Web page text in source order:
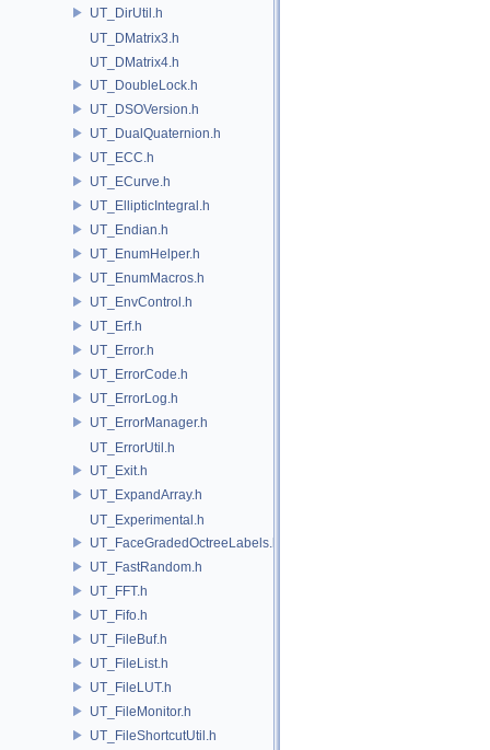
UT_DirUtil.h
UT_DMatrix3.h
UT_DMatrix4.h
UT_DoubleLock.h
UT_DSOVersion.h
UT_DualQuaternion.h
UT_ECC.h
UT_ECurve.h
UT_EllipticIntegral.h
UT_Endian.h
UT_EnumHelper.h
UT_EnumMacros.h
UT_EnvControl.h
UT_Erf.h
UT_Error.h
UT_ErrorCode.h
UT_ErrorLog.h
UT_ErrorManager.h
UT_ErrorUtil.h
UT_Exit.h
UT_ExpandArray.h
UT_Experimental.h
UT_FaceGradedOctreeLabels.h
UT_FastRandom.h
UT_FFT.h
UT_Fifo.h
UT_FileBuf.h
UT_FileList.h
UT_FileLUT.h
UT_FileMonitor.h
UT_FileShortcutUtil.h